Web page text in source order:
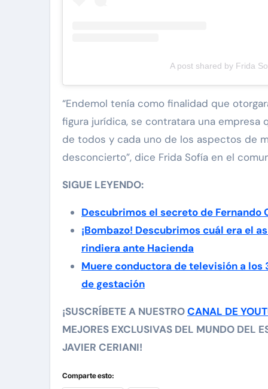
A post shared by Frida
“Endemol tenía como finalidad que
figura jurídica, se contratara una
de todos y cada uno de los aspectos de
desconcierto”, dice Frida Sofía en el
SIGUE LEYENDO:
Descubrimos el secreto de
¡Bombazo! Descubrimos cuál era el
rindiera ante Hacienda
Muere conductora de televisión a los
de gestación
¡SUSCRÍBETE A NUESTROCANAL DE
MEJORES EXCLUSIVAS DEL MUNDO DEL
JAVIER CERIANI!
Comparte esto: